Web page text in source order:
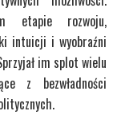
etapie rozwoju,
intuicji i wyobraźni
im splot wielu
z bezwładności